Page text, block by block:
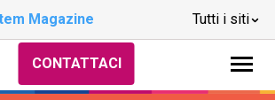
Magazine Tutti i siti
CONTATTACI